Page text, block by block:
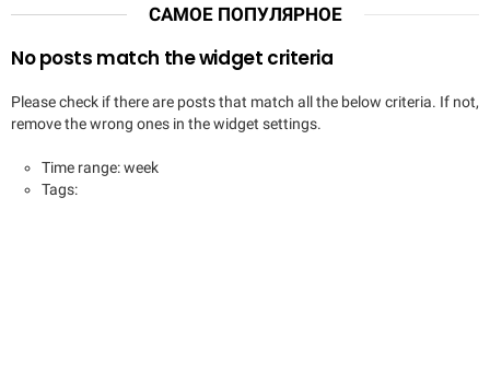
САМОЕ ПОПУЛЯРНОЕ
No posts match the widget criteria
Please check if there are posts that match all the below criteria. If not,
remove the wrong ones in the widget settings.
Time range: week
Tags: